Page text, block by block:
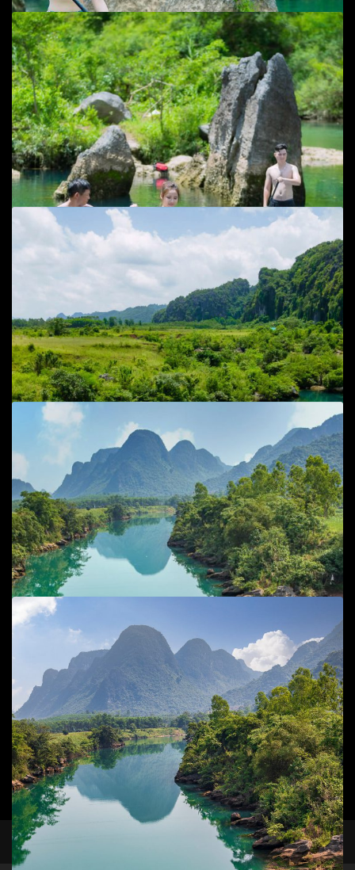
Add to cart
Chèo SUP trên sông Chày - Bãi đá cạn 2
Cuộc sống đời thường ,Phong cảnh
Add to cart
Chèo SUP trên sông Chày - Bãi đá cạn 1
Phong cảnh
80$
Add to cart
Chèo SUP trên sông Chày - Bãi đá cạn
Phong cảnh
80 $
Add to cart
Sông Chày
Phong cảnh
instagram